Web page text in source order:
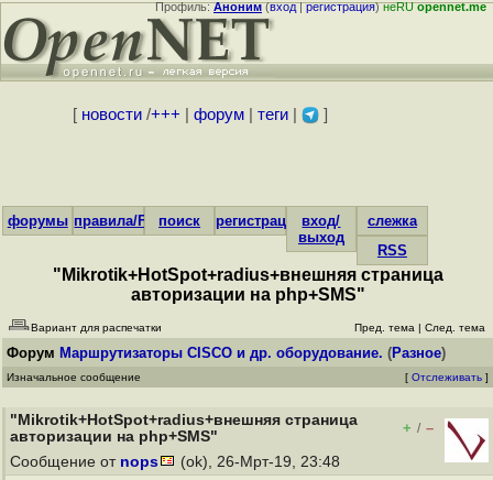
Профиль:Аноним(вход|регистрация)неRUopennet.me
[ новости/+++ форум| теги| ]
форумы правила/FAQпоиск регистрациявход/
выход
слежка
RSS
"Mikrotik+HotSpot+radius+внешняя страница
авторизации на php+SMS"
Вариант для распечатки Пред. тема | След. тема
Форум Маршрутизаторы CISCO и др. оборудование. (Разное)
Изначальное сообщение [ Отслеживать ]
"Mikrotik+HotSpot+radius+внешняя страница
авторизации на php+SMS"
+ / –
Сообщение от nops (ok), 26-Мрт-19, 23:48